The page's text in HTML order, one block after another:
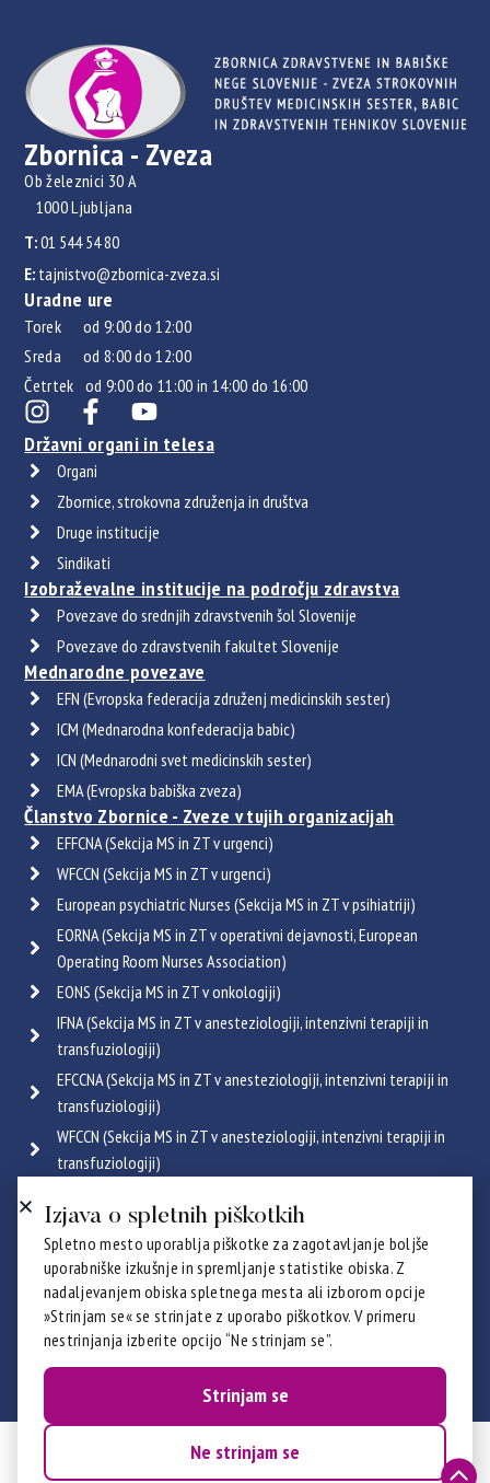
Zbornica - Zveza
Ob železnici 30 A
1000 Ljubljana
T:01 544 54 80
E: tajnistvo@zbornica-zveza.si
Uradne ure
Torek od 9:00 do 12:00
Sreda od 8:00 do 12:00
Četrtek od 9:00 do 11:00 in 14:00 do 16:00
Državni organi in telesa
Organi
Zbornice, strokovna združenja in društva
Druge institucije
Sindikati
Izobraževalne institucije na področju zdravstva
Povezave do srednjih zdravstvenih šol Slovenije
Povezave do zdravstvenih fakultet Slovenije
Mednarodne povezave
EFN (Evropska federacija združenj medicinskih sester)
ICM (Mednarodna konfederacija babic)
ICN (Mednarodni svet medicinskih sester)
EMA (Evropska babiška zveza)
Članstvo Zbornice - Zveze v tujih organizacijah
EFFCNA (Sekcija MS in ZT v urgenci)
WFCCN (Sekcija MS in ZT v urgenci)
European psychiatric Nurses (Sekcija MS in ZT v psihiatriji)
EORNA (Sekcija MS in ZT v operativni dejavnosti, European
Operating Room Nurses Association)
EONS (Sekcija MS in ZT v onkologiji)
IFNA (Sekcija MS in ZT v anesteziologiji, intenzivni terapiji in
transfuziologiji)
EFCCNA (Sekcija MS in ZT v anesteziologiji, intenzivni terapiji in
transfuziologiji)
WFCCN (Sekcija MS in ZT v anesteziologiji, intenzivni terapiji in
transfuziologiji)
ICRN (Sekcija MS in ZT v pulmologiji)
Poglej vse
Certifikati
© 2026 ZZBNS - ZSDMSBZTS. Vse pravice pridržane.
Izdelava:Prelom d.o.o.
Izjava o spletnih piškotkih
Spletno mesto uporablja piškotke za zagotavljanje boljše
uporabniške izkušnje in spremljanje statistike obiska. Z
nadaljevanjem obiska spletnega mesta ali izborom opcije
»Strinjam se« se strinjate z uporabo piškotkov. V primeru
nestrinjanja izberite opcijo “Ne strinjam se”.
Strinjam se
Ne strinjam se